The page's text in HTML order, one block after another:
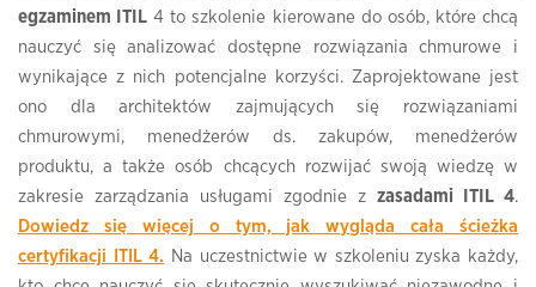
egzaminem ITIL 4 to szkolenie kierowane do osób, które chcą
nauczyć się analizować dostępne rozwiązania chmurowe i
wynikające z nich potencjalne korzyści. Zaprojektowane jest
ono dla architektów zajmujących się rozwiązaniami
chmurowymi, menedżerów ds. zakupów, menedżerów
produktu, a także osób chcących rozwijać swoją wiedzę w
zakresie zarządzania usługami zgodnie z zasadami ITIL 4.
Dowiedz się więcej o tym, jak wygląda cała ścieżka
certyfikacji ITIL 4. Na uczestnictwie w szkoleniu zyska każdy,